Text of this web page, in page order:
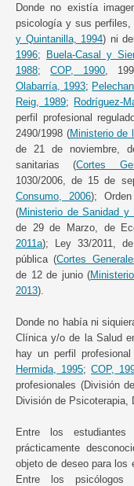
Donde no existía
psicología y sus
y Quintanilla, 1994) ni
1996; Buela-Casal y
1988;COP, 1990 ,
Olabarría, 1993;
Reig, 1989; Rodríguez-
perfil profesional
2490/1998 (Ministerio de
de 21 de noviembre,
sanitarias (Cortes
1030/2006, de 15 de
Consumo, 2006);
(Ministerio de Sanidad
de 29 de Marzo, de
2011a); Ley 33/2011,
pública (Cortes
de 12 de junio (
2013).
Donde no había ni
Clínica y/o de la Salud
hay un perfil
Hermida, 1995; COP,
profesionales (División
División de Psicoterapia,
Entre los
prácticamente
objeto de deseo para los
Entre los psicólogos